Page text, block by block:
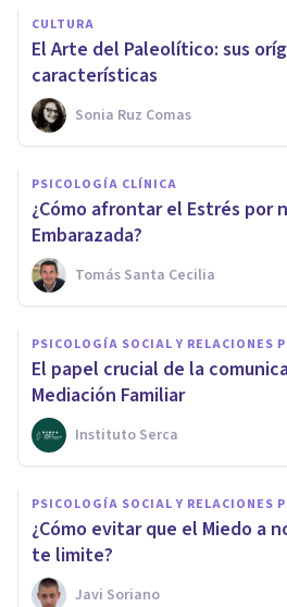
CULTURA
El Arte del Paleolítico: sus
características
Sonia Ruz Comas
PSICOLOGÍA CLÍNICA
¿Cómo afrontar el Estrés por
Embarazada?
Tomás Santa Cecilia
PSICOLOGÍA SOCIAL Y RELACIONES
El papel crucial de la
Mediación Familiar
Instituto Serca
PSICOLOGÍA SOCIAL Y RELACIONES
¿Cómo evitar que el Miedo a
te limite?
Javi Soriano